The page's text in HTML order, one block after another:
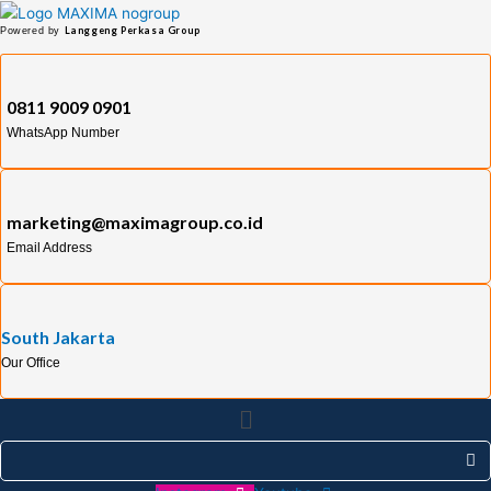
Skip
to
content
Powered by Langgeng Perkasa Group
0811 9009 0901
WhatsApp Number
marketing@maximagroup.co.id
Email Address
South Jakarta
Our Office
Menu